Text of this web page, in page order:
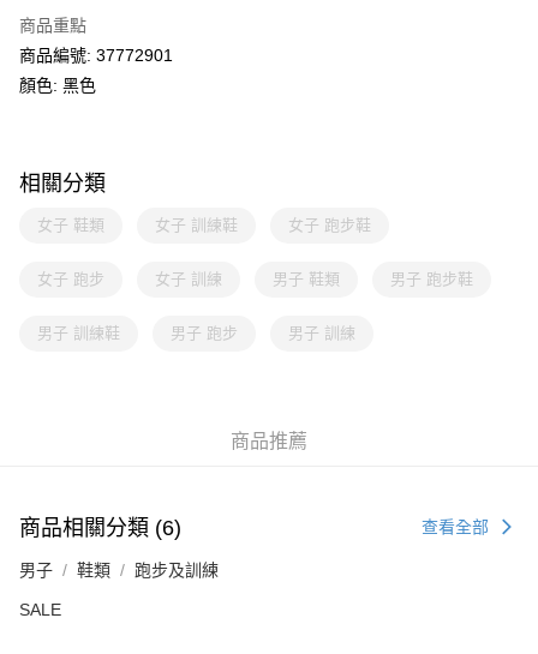
商品重點
商品編號: 37772901
顏色: 黑色
相關分類
女子 鞋類 女子 訓練鞋 女子 跑步鞋
女子 跑步 女子 訓練 男子 鞋類 男子 跑步鞋
男子 訓練鞋 男子 跑步 男子 訓練
商品推薦
商品相關分類 (6) 查看全部
男子 鞋類 跑步及訓練
SALE